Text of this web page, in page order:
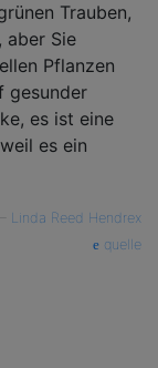
Trauben,
aber Sie
Pflanzen
gesunder
es ist eine
es ein
Linda Reed Hendrex
quelle